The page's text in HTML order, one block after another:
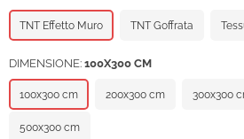
TNT Effetto Muro TNT Goffrata
DIMENSIONE: 100X300 CM
100x300 cm 200x300 cm 300x300
500x300 cm